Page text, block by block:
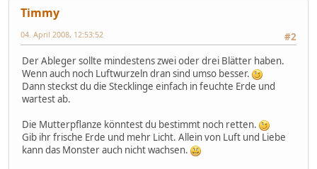
Timmy
#2
04. April 2008, 12:53:52
Der Ableger sollte mindestens zwei oder drei Blätter haben.
Wenn auch noch Luftwurzeln dran sind umso besser.
Dann steckst du die Stecklinge einfach in feuchte Erde und
wartest ab.
Die Mutterpflanze könntest du bestimmt noch retten.
Gib ihr frische Erde und mehr Licht. Allein von Luft und Liebe
kann das Monster auch nicht wachsen.